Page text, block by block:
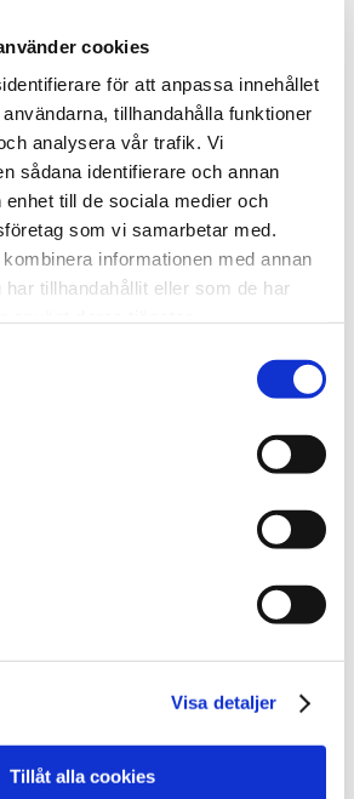
cookies
för att anpassa innehållet
tillhandahålla funktioner
analysera vår trafik. Vi
sådana identifierare och annan
enhet till de sociala medier och
som vi samarbetar med.
informationen med annan
tillhandahållit eller som de har
Visa detaljer
Tillåt alla cookies
som vill ha en extra hög
behov.
är mycket viktig eftersom din värmepump
ett lönsamt sätt under hela året.
allra kallaste dagarna.
Med en för liten värmepump blir det
dimensionering har en optimal balans
kan sänka dina värmekostnader. Men
dimensionering och prestanda samt
innan du har tjänat in
att göra. Här hjälper vi dig gärna att